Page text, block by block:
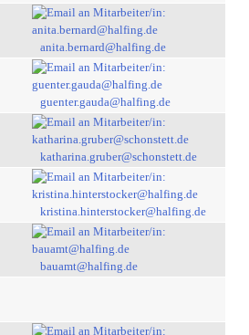
anita.bernard@halfing.de
guenter.gauda@halfing.de
katharina.gruber@schonstett.de
kristina.hinterstocker@halfing.de
bauamt@halfing.de